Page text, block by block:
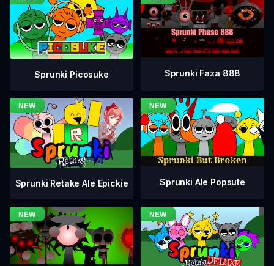
Sprunki Picosuke Sprunki Faza 888
Sprunki Retake Ale Epickie Sprunki Ale Popsute